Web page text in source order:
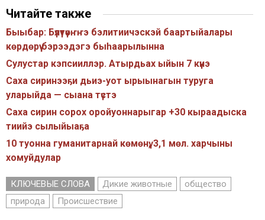
Читайте также
Быыбар: Бүлүтүөҥҥэ бэлитиичэскэй баартыйалары
көрдөрүү бэрээдэгэ быһаарылынна
Сулустар кэпсииллэр. Атырдьах ыйын 7 күнэ
Саха сиринээҕи дьиэ-уот ырыынагын туруга
уларыйда — сыана түстэ
Саха сирин сорох оройуоннарыгар +30 кыраадыска
тиийэ сылыйыаҕа
10 туонна гуманитарнай көмөнү, 3,1 мөл. харчыны
хомуйдулар
КЛЮЧЕВЫЕ СЛОВА Дикие животные
общество
природа
Происшествие